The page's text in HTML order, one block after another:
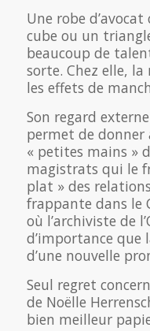
Une robe d’avocat
cube ou un
beaucoup de
sorte. Chez elle,
les effets de
Son regard
permet de
« petites mains »
magistrats qui le
plat » des
frappante dans le
où l’archiviste de
d’importance
d’une nouvelle
Seul regret
de Noëlle
bien meilleur